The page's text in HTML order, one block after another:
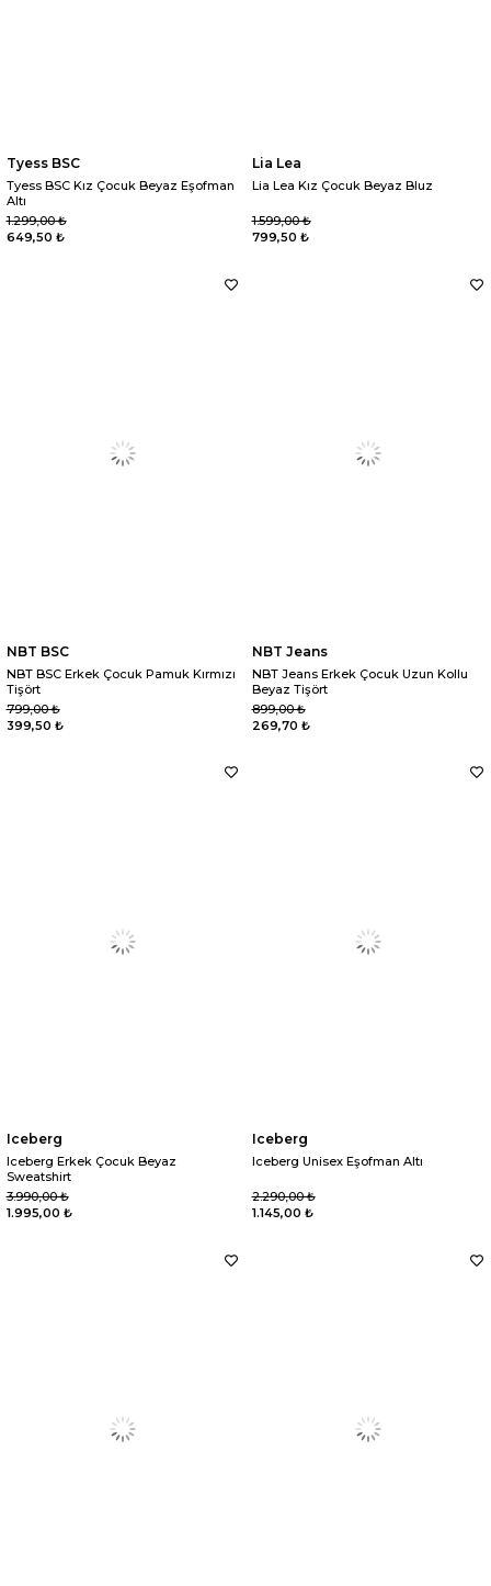
Tyess BSC
Tyess BSC Kız Çocuk Beyaz Eşofman
Altı
649,50 ₺
1.299,00 ₺
Lia Lea
Lia Lea Kız Çocuk Beyaz Bluz
799,50 ₺
1.599,00 ₺
NBT BSC
NBT BSC Erkek Çocuk Pamuk Kırmızı
Tişört
399,50 ₺
799,00 ₺
NBT Jeans
NBT Jeans Erkek Çocuk Uzun Kollu
Beyaz Tişört
269,70 ₺
899,00 ₺
Iceberg
Iceberg Erkek Çocuk Beyaz
Sweatshirt
1.995,00 ₺
3.990,00 ₺
Iceberg
Iceberg Unisex Eşofman Altı
1.145,00 ₺
2.290,00 ₺